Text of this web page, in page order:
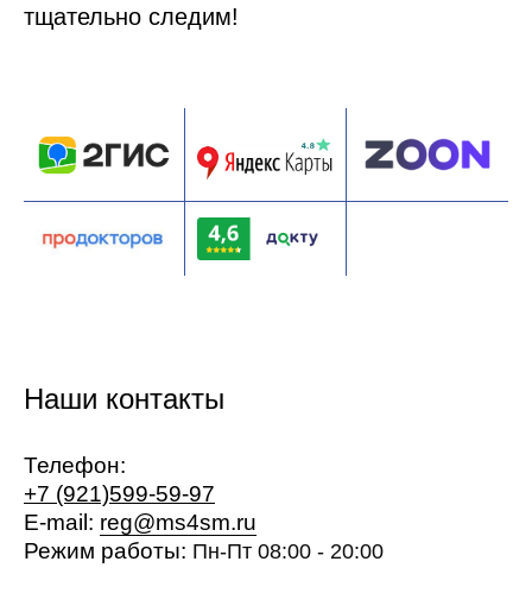
тщательно следим!
Наши контакты
Телефон:
+7 (921)599-59-97
E-mail: reg@ms4sm.ru
Режим работы: Пн-Пт 08:00 - 20:00